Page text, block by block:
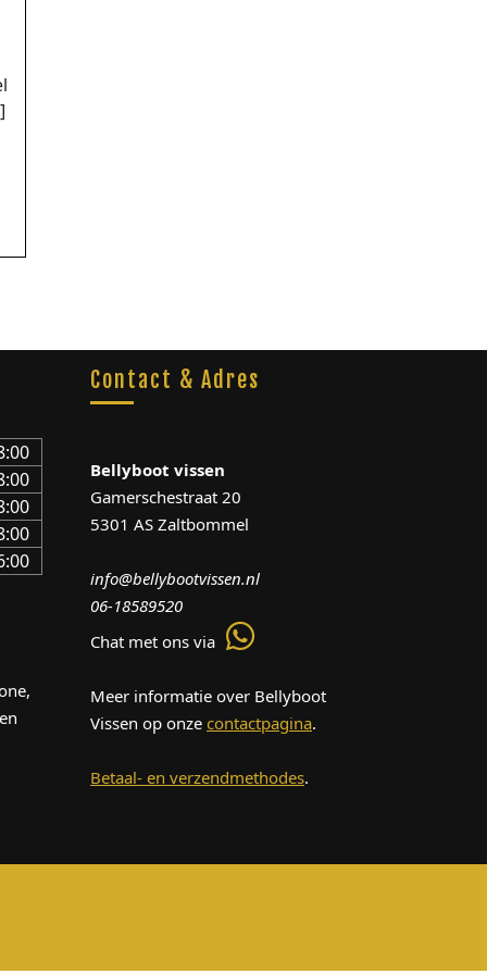
Contact & Adres
Bellyboot vissen
Gamerschestraat 20
5301 AS Zaltbommel
info@bellybootvissen.nl
06-18589520
Chat met ons via
Meer informatie over Bellyboot
Vissen op onze contactpagina.
Betaal- en verzendmethodes.